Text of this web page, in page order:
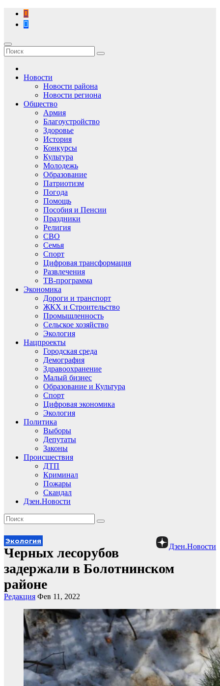
Перейти
содержимому
Новости
Новости района
Новости региона
Общество
Армия
Благоустройство
Здоровье
История
Конкурсы
Культура
Молодежь
Образование
Патриотизм
Погода
Помощь
Пособия и Пенсии
Праздники
Религия
СВО
Семья
Спорт
Цифровая трансформация
Развлечения
ТВ-программа
Экономика
Дороги и транспорт
ЖКХ и Строительство
Промышленность
Сельское хозяйство
Экология
Нацпроекты
Городская среда
Демография
Здравоохранение
Малый бизнес
Образование и Культура
Спорт
Цифровая экономика
Экология
Политика
Выборы
Депутаты
Законы
Происшествия
ДТП
Криминал
Пожары
Скандал
Дзен.Новости
Дзен.Новости
Экология
Черных лесорубов
задержали в Болотнинском
районе
Редакция Фев 11, 2022